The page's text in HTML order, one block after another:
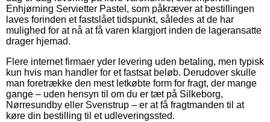
Enhjørning Servietter Pastel, som påkræver at bestillingen
laves forinden et fastslået tidspunkt, således at de har
mulighed for at nå at få varen klargjort inden de lageransatte
drager hjemad.
Flere internet firmaer yder levering uden betaling, men typisk
kun hvis man handler for et fastsat beløb. Derudover skulle
man foretrække den mest letkøbte form for fragt, der mange
gange – uden hensyn til om du er tæt på Silkeborg,
Nørresundby eller Svenstrup – er at få fragtmanden til at
køre din bestilling til et udleveringssted.